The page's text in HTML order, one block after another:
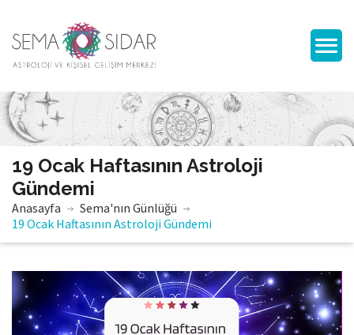
19 Ocak Haftasının Astroloji
Gündemi
Anasayfa
Sema'nın Günlüğü
19 Ocak Haftasının Astroloji Gündemi